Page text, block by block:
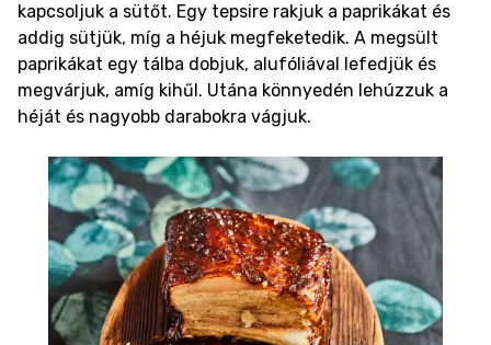
kapcsoljuk a sütőt. Egy tepsire rakjuk a paprikákat és
addig sütjük, míg a héjuk megfeketedik. A megsült
paprikákat egy tálba dobjuk, alufóliával lefedjük és
megvárjuk, amíg kihűl. Utána könnyedén lehúzzuk a
héját és nagyobb darabokra vágjuk.